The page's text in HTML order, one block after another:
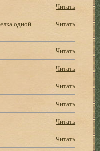
Читать
одной
Читать
Читать
Читать
Читать
Читать
Читать
Читать